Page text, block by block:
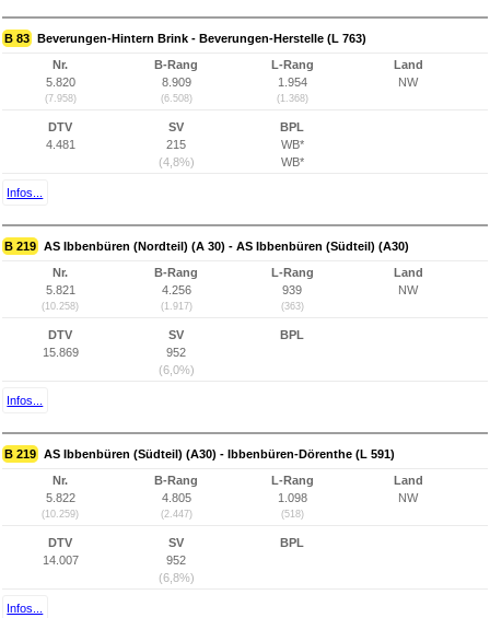
B 83 Beverungen-Hintern Brink - Beverungen-Herstelle (L 763)
Nr.
5.820
(7.958)
B-Rang
8.909
(6.508)
L-Rang
1.954
(1.368)
Land
NW
DTV
4.481
SV
215
(4,8%)
BPL
WB*
WB*
Infos...
B 219 AS Ibbenbüren (Nordteil) (A 30) - AS Ibbenbüren (Südteil) (A30)
Nr.
5.821
(10.258)
B-Rang
4.256
(1.917)
L-Rang
939
(363)
Land
NW
DTV
15.869
SV
952
(6,0%)
BPL
Infos...
B 219 AS Ibbenbüren (Südteil) (A30) - Ibbenbüren-Dörenthe (L 591)
Nr.
5.822
(10.259)
B-Rang
4.805
(2.447)
L-Rang
1.098
(518)
Land
NW
DTV
14.007
SV
952
(6,8%)
BPL
Infos...